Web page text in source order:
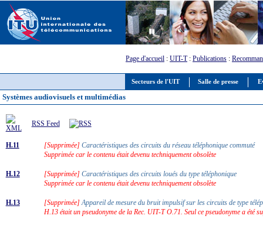
Secteurs de l'UIT Salle de presse
Page d'accueil : UIT-T: Publications :
Systèmes audiovisuels et multimédias
RSS Feed
H.11 [Supprimée] Caractéristiques des circuits du réseau téléphonique commuté
Supprimée car le contenu était devenu techniquement obsolète
H.12 [Supprimée] Caractéristiques des circuits loués du type téléphonique
Supprimée car le contenu était devenu techniquement obsolète
H.13 [Supprimée] Appareil de mesure du bruit impulsif sur les circuits de type
H.13 était un pseudonyme de la Rec. UIT-T O.71. Seul ce pseudonyme a été